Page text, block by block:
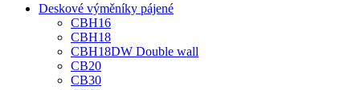
Deskové výměníky pájené
CBH16
CBH18
CBH18DW Double wall
CB20
CB30